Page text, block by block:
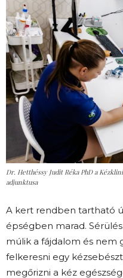
Dr. Hetthéssy Judit Réka PhD a
adjunktusa
A kert rendben tartható
épségben marad.
múlik a fájdalom és nem
felkeresni egy
megőrizni a kéz